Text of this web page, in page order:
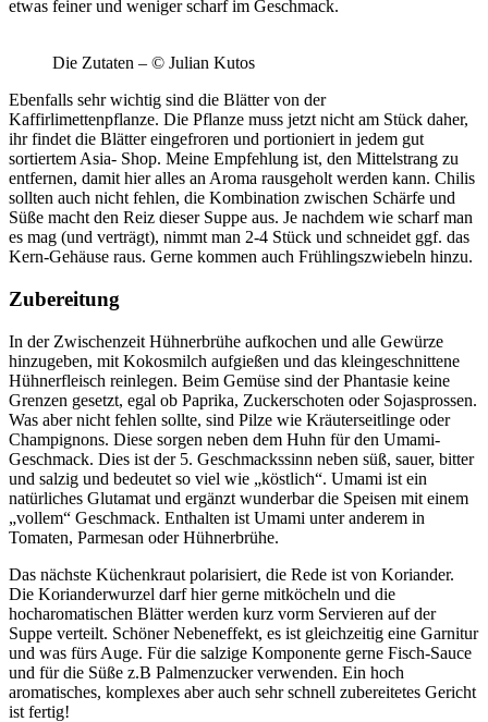
etwas feiner und weniger scharf im Geschmack.
Die Zutaten – © Julian Kutos
Ebenfalls sehr wichtig sind die Blätter von der
Kaffirlimettenpflanze. Die Pflanze muss jetzt nicht am Stück daher,
ihr findet die Blätter eingefroren und portioniert in jedem gut
sortiertem Asia- Shop. Meine Empfehlung ist, den Mittelstrang zu
entfernen, damit hier alles an Aroma rausgeholt werden kann. Chilis
sollten auch nicht fehlen, die Kombination zwischen Schärfe und
Süße macht den Reiz dieser Suppe aus. Je nachdem wie scharf man
es mag (und verträgt), nimmt man 2-4 Stück und schneidet ggf. das
Kern-Gehäuse raus. Gerne kommen auch Frühlingszwiebeln hinzu.
Zubereitung
In der Zwischenzeit Hühnerbrühe aufkochen und alle Gewürze
hinzugeben, mit Kokosmilch aufgießen und das kleingeschnittene
Hühnerfleisch reinlegen. Beim Gemüse sind der Phantasie keine
Grenzen gesetzt, egal ob Paprika, Zuckerschoten oder Sojasprossen.
Was aber nicht fehlen sollte, sind Pilze wie Kräuterseitlinge oder
Champignons. Diese sorgen neben dem Huhn für den Umami-
Geschmack. Dies ist der 5. Geschmackssinn neben süß, sauer, bitter
und salzig und bedeutet so viel wie „köstlich“. Umami ist ein
natürliches Glutamat und ergänzt wunderbar die Speisen mit einem
„vollem“ Geschmack. Enthalten ist Umami unter anderem in
Tomaten, Parmesan oder Hühnerbrühe.
Das nächste Küchenkraut polarisiert, die Rede ist von Koriander.
Die Korianderwurzel darf hier gerne mitköcheln und die
hocharomatischen Blätter werden kurz vorm Servieren auf der
Suppe verteilt. Schöner Nebeneffekt, es ist gleichzeitig eine Garnitur
und was fürs Auge. Für die salzige Komponente gerne Fisch-Sauce
und für die Süße z.B Palmenzucker verwenden. Ein hoch
aromatisches, komplexes aber auch sehr schnell zubereitetes Gericht
ist fertig!